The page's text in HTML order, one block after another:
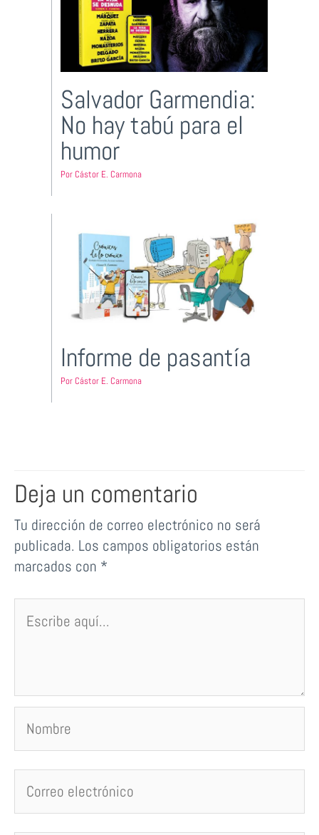
Salvador Garmendia:
No hay tabú para el
humor
Por Cástor E. Carmona
Informe de pasantía
Por Cástor E. Carmona
Deja un comentario
Tu dirección de correo electrónico no será
publicada. Los campos obligatorios están
marcados con *
aquí...
electrónico